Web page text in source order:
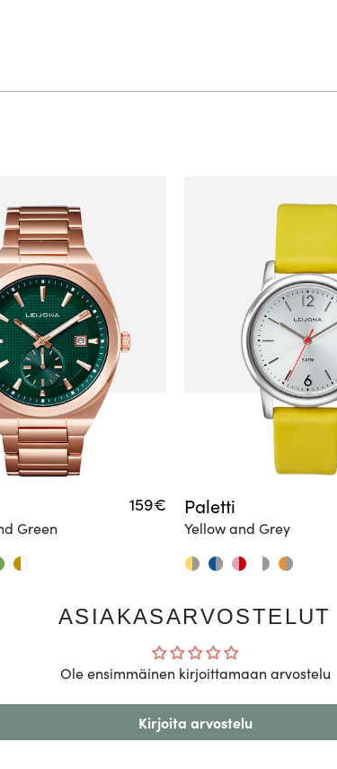
159€
Green
Paletti
Yellow and Grey
ASIAKASARVOSTELUT
Ole ensimmäinen kirjoittamaan arvostelu
Kirjoita arvostelu